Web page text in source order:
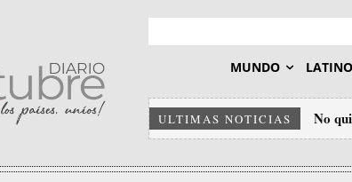
MUNDO
ULTIMAS NOTICIAS No